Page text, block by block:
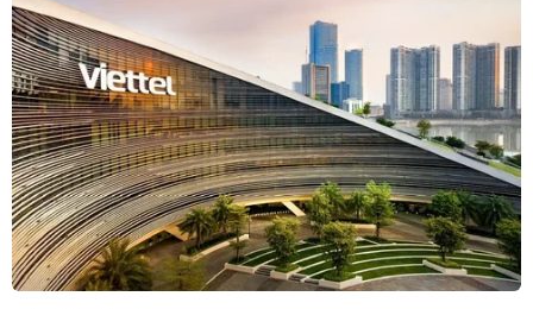
Phú Thọ
Theo dõi VietnamPlus